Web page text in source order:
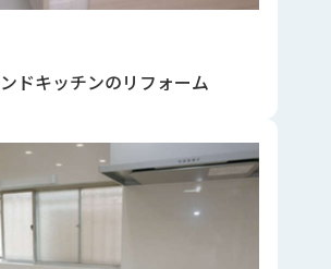
ドキッチンのリフォーム